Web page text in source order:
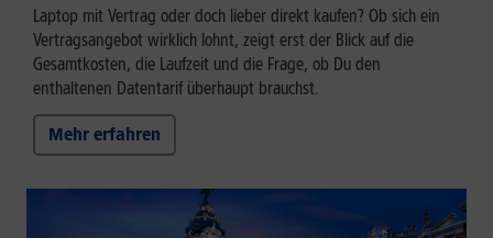
Laptop mit Vertrag oder doch lieber direkt kaufen? Ob sich ein
Vertragsangebot wirklich lohnt, zeigt erst der Blick auf die
Gesamtkosten, die Laufzeit und die Frage, ob Du den
enthaltenen Datentarif überhaupt brauchst.
Mehr erfahren